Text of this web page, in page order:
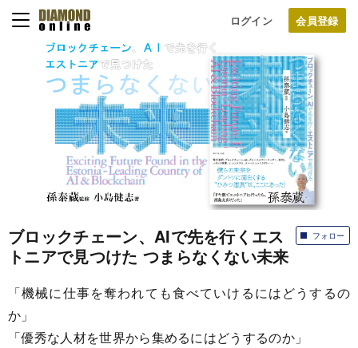
ログイン
フォロー
ブロックチェーン、AIで先を行くエス
トニアで見つけた つまらなくない未来
「機械に仕事を奪われても食べていけるにはどうするの
か」
「優秀な人材を世界から集めるにはどうするのか」